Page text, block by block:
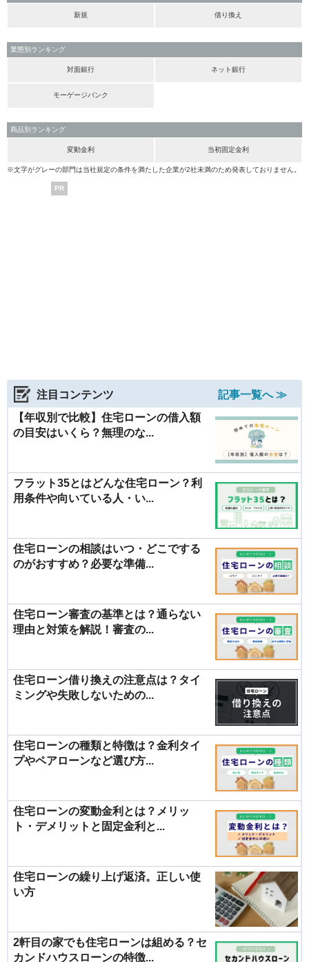
新規 借り換え
業態別ランキング
対面銀行 ネット銀行
モーゲージバンク
商品別ランキング
変動金利 当初固定金利
※文字がグレーの部門は当社規定の条件を満たした企業が2社未満のため発表しておりません。
PR
注目コンテンツ
記事一覧へ ≫
【年収別で比較】住宅ローンの借入額
の目安はいくら？無理のな...
フラット35とはどんな住宅ローン？利
用条件や向いている人・い...
住宅ローンの相談はいつ・どこでする
のがおすすめ？必要な準備...
住宅ローン審査の基準とは？通らない
理由と対策を解説！審査の...
住宅ローン借り換えの注意点は？タイ
ミングや失敗しないための...
住宅ローンの種類と特徴は？金利タイ
プやペアローンなど選び方...
住宅ローンの変動金利とは？メリッ
ト・デメリットと固定金利と...
住宅ローンの繰り上げ返済。正しい使
い方
2軒目の家でも住宅ローンは組める？セ
カンドハウスローンの特徴...